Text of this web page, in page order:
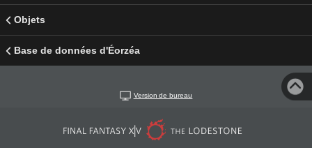
Objets
Base de données d'Éorzéa
Version de bureau